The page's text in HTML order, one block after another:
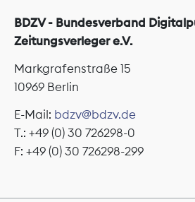
BDZV - Bundesverband
Zeitungsverleger e.V.
Markgrafenstraße 15
10969 Berlin
E-Mail: bdzv@bdzv.de
T.: +49 (0) 30 726298-0
F: +49 (0) 30 726298-299